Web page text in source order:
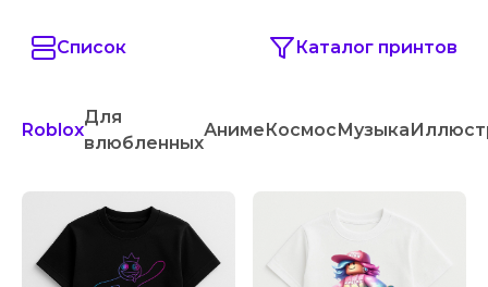
Список Каталог принтов
Roblox
Для
влюбленных
АнимеКосмосМузыка